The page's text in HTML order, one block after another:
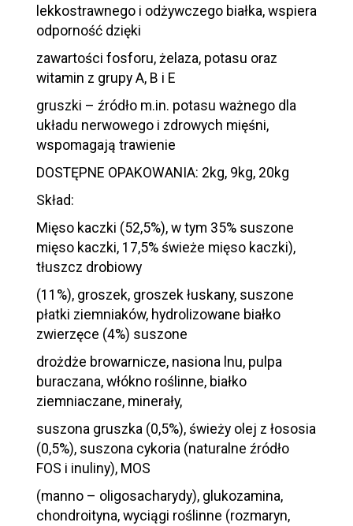
lekkostrawnego i odżywczego białka, wspiera
odporność dzięki
zawartości fosforu, żelaza, potasu oraz
witamin z grupy A, B i E
gruszki – źródło m.in. potasu ważnego dla
układu nerwowego i zdrowych mięśni,
wspomagają trawienie
DOSTĘPNE OPAKOWANIA: 2kg, 9kg, 20kg
Skład:
Mięso kaczki (52,5%), w tym 35% suszone
mięso kaczki, 17,5% świeże mięso kaczki),
tłuszcz drobiowy
(11%), groszek, groszek łuskany, suszone
płatki ziemniaków, hydrolizowane białko
zwierzęce (4%) suszone
drożdże browarnicze, nasiona lnu, pulpa
buraczana, włókno roślinne, białko
ziemniaczane, minerały,
suszona gruszka (0,5%), świeży olej z łososia
(0,5%), suszona cykoria (naturalne źródło
FOS i inuliny), MOS
(manno – oligosacharydy), glukozamina,
chondroityna, wyciągi roślinne (rozmaryn,